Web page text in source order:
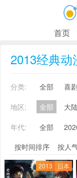
首页
2013经典动
分类: 全部 喜
地区:
全部 大
年代:
全部
按时间排序
按人
2013 日本